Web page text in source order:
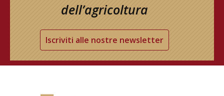
dell’agricoltura
Iscriviti alle nostre newsletter